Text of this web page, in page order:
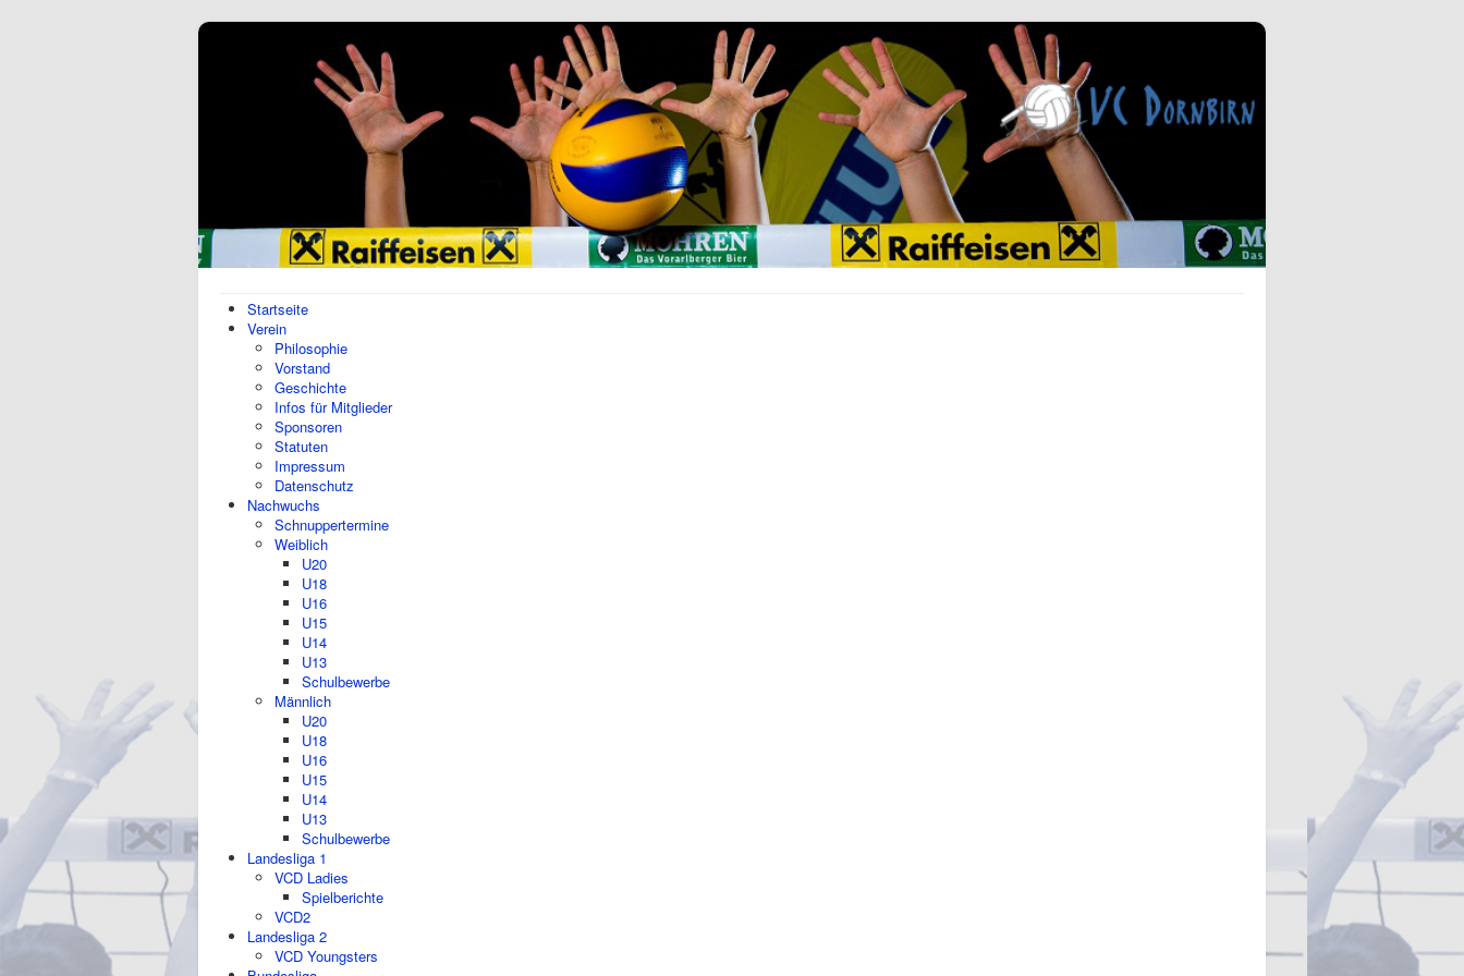
Startseite
Verein
Philosophie
Vorstand
Geschichte
Infos für Mitglieder
Sponsoren
Statuten
Impressum
Datenschutz
Nachwuchs
Schnuppertermine
Weiblich
U20
U18
U16
U15
U14
U13
Schulbewerbe
Männlich
U20
U18
U16
U15
U14
U13
Schulbewerbe
Landesliga 1
VCD Ladies
Spielberichte
VCD2
Landesliga 2
VCD Youngsters